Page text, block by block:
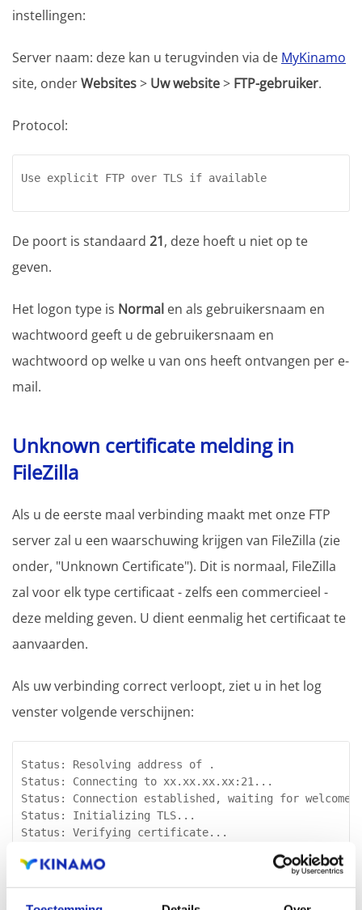
instellingen:
Server naam: deze kan u terugvinden via de MyKinamo
site, onderWebsites> Uw website> FTP-gebruiker.
Protocol:
Use explicit FTP over TLS if available
De poort is standaard 21, deze hoeft u niet op te
geven.
Het logon type is Normal en als gebruikersnaam en
wachtwoord geeft u de gebruikersnaam en
wachtwoord op welke u van ons heeft ontvangen per e-
mail.
Unknown certificate melding in
FileZilla
Als u de eerste maal verbinding maakt met onze FTP
server zal u een waarschuwing krijgen van FileZilla (zie
onder, "Unknown Certificate"). Dit is normaal, FileZilla
zal voor elk type certificaat - zelfs een commercieel -
deze melding geven. U dient eenmalig het certificaat te
aanvaarden.
Als uw verbinding correct verloopt, ziet u in het log
venster volgende verschijnen:
Status: Resolving address of .
Status: Connecting to xx.xx.xx.xx:21...
Status: Connection established, waiting for welcome
Status: Initializing TLS...
Status: Verifying certificate...
Status: Connected